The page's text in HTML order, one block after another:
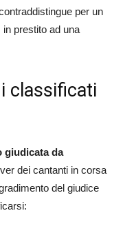
per un
prestito ad una
classificati
giudicata da
dei cantanti in corsa
del giudice